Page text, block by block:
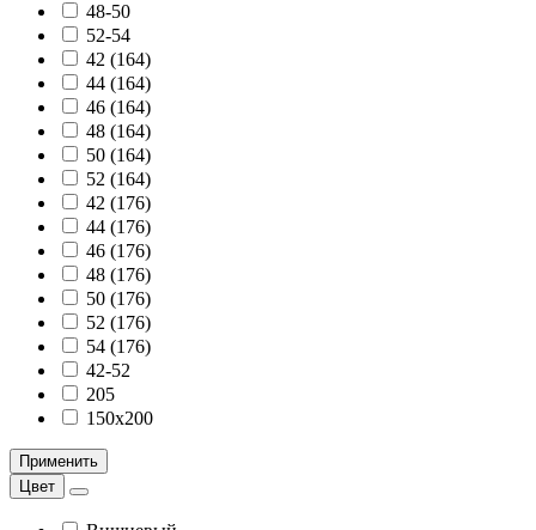
48-50
52-54
42 (164)
44 (164)
46 (164)
48 (164)
50 (164)
52 (164)
42 (176)
44 (176)
46 (176)
48 (176)
50 (176)
52 (176)
54 (176)
42-52
205
150х200
Применить
Цвет